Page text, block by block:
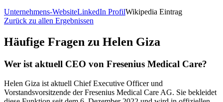
Unternehmens-WebsiteLinkedIn ProfilWikipedia Eintrag
Zurück zu allen Ergebnissen
Häufige Fragen zu Helen Giza
Wer ist aktuell CEO von Fresenius Medical Care?
Helen Giza ist aktuell Chief Executive Officer und
Vorstandsvorsitzende der Fresenius Medical Care AG. Sie bekleidet